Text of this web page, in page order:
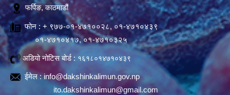
फर्पिङ, काठमाडौं
फोन : + ९७७-०१-४७१००२८, ०१-४७१०४३९
०१-४७१०४१७, ०१-४७१०३२५
अडियो नोटिस बोर्ड : १६१८०१४७१०४३९
ईमेल :info@dakshinkalimun.gov.np
ito.dakshinkalimun@gmail.com